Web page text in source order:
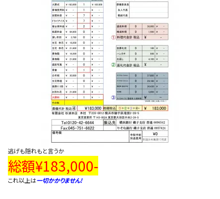
逃げも隠れもと言うか
総額¥183,000-
これ以上は一切かかりません!